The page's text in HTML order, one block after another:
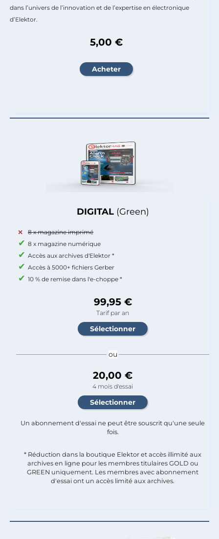
DIGITAL (Green)
8 x magazine imprimé
8 x magazine numérique
Accès aux archives d'Elektor *
Accès à 5000+ fichiers Gerber
10 % de remise dans l'e-choppe *
99,95 €
Tarif par an
ou
20,00 €
4 mois d'essai
Un abonnement d'essai ne peut être souscrit qu'une seule
fois.​
* Réduction dans la boutique Elektor et accès illimité aux
archives en ligne pour les membres titulaires GOLD ou
GREEN uniquement. Les membres avec abonnement
d'essai ont un accès limité aux archives.
dans l’univers de l’innovation et de l’expertise en électronique
d’Elektor.
5,00 €